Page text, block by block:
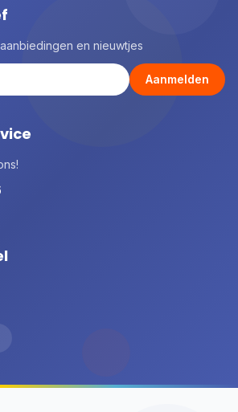
en nieuwtjes
Aanmelden